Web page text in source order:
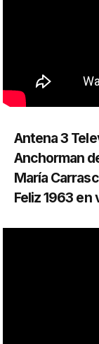
Antena 3
Anchorman
María
Feliz 1963 en